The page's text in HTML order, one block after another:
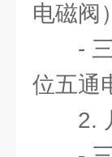
电磁阀
-
位五通
2.